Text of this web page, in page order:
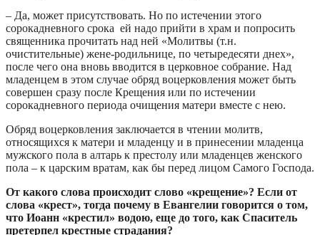
– Да, может присутствовать. Но по истечении этого
сорокадневного срока ей надо прийти в храм и попросить
священника прочитать над ней «Молитвы (т.н.
очистительные) жене-родильнице, по четыредесяти днех»,
после чего она вновь вводится в церковное собрание. Над
младенцем в этом случае обряд воцерковления может быть
совершен сразу после Крещения или по истечении
сорокадневного периода очищения матери вместе с нею.
Обряд воцерковления заключается в чтении молитв,
относящихся к матери и младенцу и в принесении младенца
мужского пола в алтарь к престолу или младенцев женского
пола – к царским вратам, как бы перед лицом Самого Господа.
От какого слова происходит слово «крещение»? Если от
слова «крест», тогда почему в Евангелии говорится о том,
что Иоанн «крестил» водою, еще до того, как Спаситель
претерпел крестные страдания?